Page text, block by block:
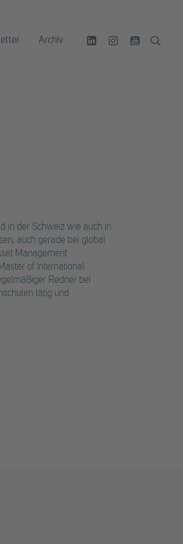
Archiv
in der Schweiz wie auch in
auch gerade bei global
Management
of International
Redner bei
tätig und